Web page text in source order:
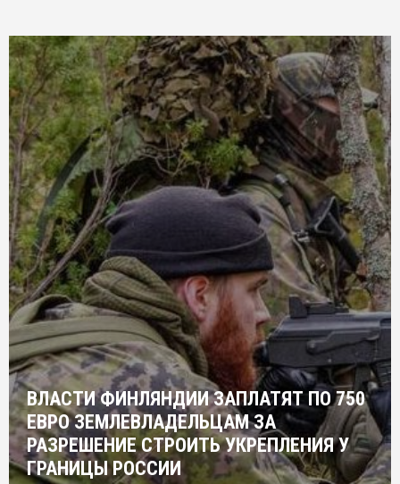
ВЛАСТИ ФИНЛЯНДИИ ЗАПЛАТЯТ ПО 750
ЕВРО ЗЕМЛЕВЛАДЕЛЬЦАМ ЗА
РАЗРЕШЕНИЕ СТРОИТЬ УКРЕПЛЕНИЯ У
ГРАНИЦЫ РОССИИ